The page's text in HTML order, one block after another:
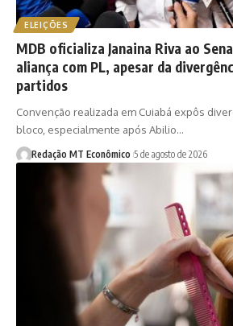
ELEIÇÕES
MDB oficializa Janaina Riva ao
aliança com PL, apesar da
partidos
Convenção realizada em Cuiabá expôs
bloco, especialmente após Abilio…
Redação MT Econômico 5 de agosto de 2026